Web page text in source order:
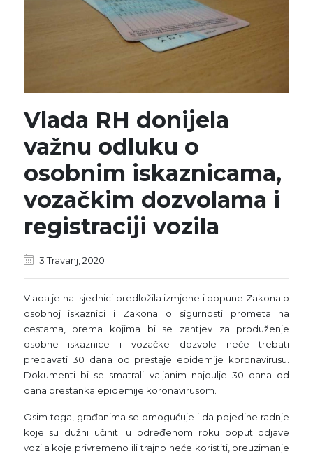
Vlada RH donijela
važnu odluku o
osobnim iskaznicama,
vozačkim dozvolama i
registraciji vozila
3 Travanj, 2020
Vlada je na sjednici predložila izmjene i dopune Zakona o
osobnoj iskaznici i Zakona o sigurnosti prometa na
cestama, prema kojima bi se zahtjev za produženje
osobne iskaznice i vozačke dozvole neće trebati
predavati 30 dana od prestaje epidemije koronavirusu.
Dokumenti bi se smatrali valjanim najdulje 30 dana od
dana prestanka epidemije koronavirusom.
Osim toga, građanima se omogućuje i da pojedine radnje
koje su dužni učiniti u određenom roku poput odjave
vozila koje privremeno ili trajno neće koristiti, preuzimanje